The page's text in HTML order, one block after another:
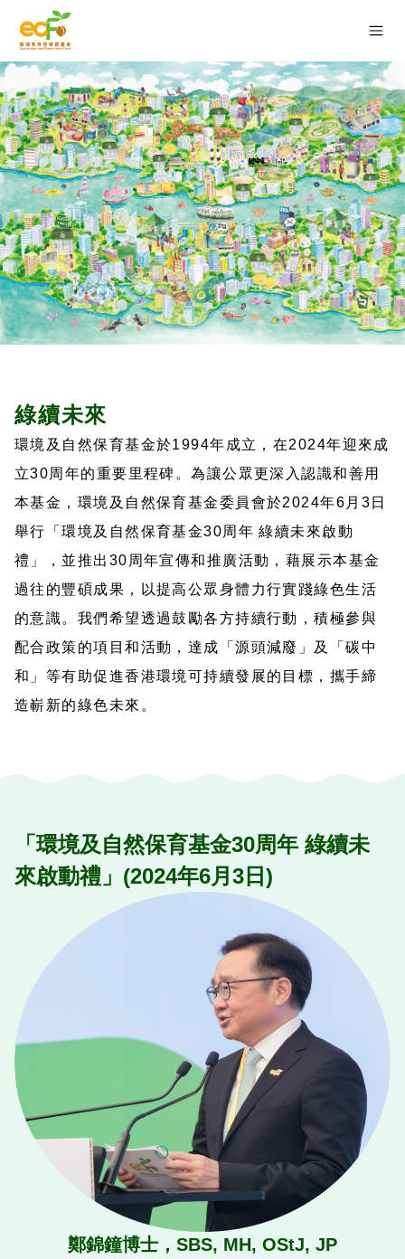
綠續未來
環境及自然保育基金於1994年成立，在2024年迎來成
立30周年的重要里程碑。為讓公眾更深入認識和善用
本基金，環境及自然保育基金委員會於2024年6月3日
舉行「環境及自然保育基金30周年 綠續未來啟動
禮」，並推出30周年宣傳和推廣活動，藉展示本基金
過往的豐碩成果，以提高公眾身體力行實踐綠色生活
的意識。我們希望透過鼓勵各方持續行動，積極參與
配合政策的項目和活動，達成「源頭減廢」及「碳中
和」等有助促進香港環境可持續發展的目標，攜手締
造嶄新的綠色未來。
「環境及自然保育基金30周年 綠續未
來啟動禮」(2024年6月3日)
鄭錦鐘博士，SBS, MH, OStJ, JP